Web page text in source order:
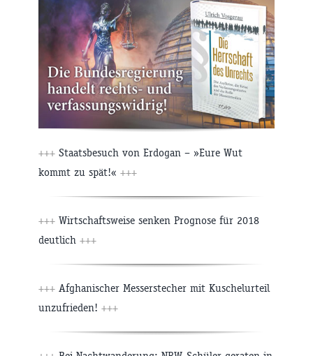
+++ Staatsbesuch von Erdogan – »Eure Wut
kommt zu spät!« +++
+++ Wirtschaftsweise senken Prognose für 2018
deutlich +++
+++ Afghanischer Messerstecher mit Kuschelurteil
unzufrieden! +++